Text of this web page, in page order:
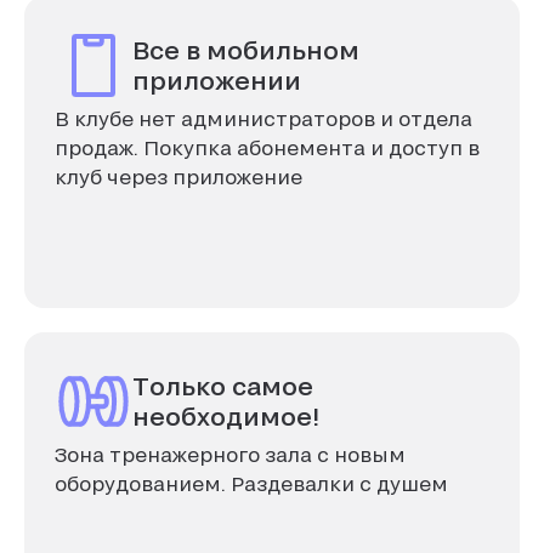
Все в мобильном
приложении
В клубе нет администраторов и отдела
продаж. Покупка абонемента и доступ в
клуб через приложение
Только самое
необходимое!
Зона тренажерного зала с новым
оборудованием. Раздевалки с душем